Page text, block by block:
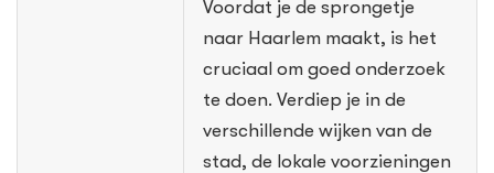
Voordat je de sprongetje
naar Haarlem maakt, is het
cruciaal om goed onderzoek
te doen. Verdiep je in de
verschillende wijken van de
stad, de lokale voorzieningen